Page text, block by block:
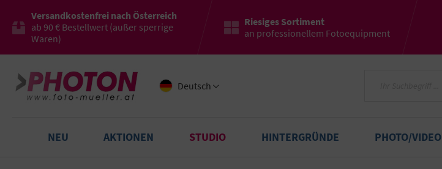
Versandkostenfrei nach Österreich
ab 90 € Bestellwert (außer sperrige
Waren)
Riesiges Sortiment
an professionellem Fotoequipment
Deutsch
NEU AKTIONEN STUDIO HINTERGRÜNDE PHOTO/VIDEO